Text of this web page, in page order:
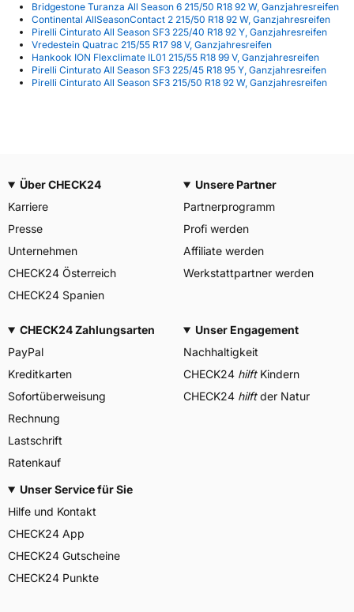
Bridgestone Turanza All Season 6 215/50 R18 92 W, Ganzjahresreifen
Continental AllSeasonContact 2 215/50 R18 92 W, Ganzjahresreifen
Pirelli Cinturato All Season SF3 225/40 R18 92 Y, Ganzjahresreifen
Vredestein Quatrac 215/55 R17 98 V, Ganzjahresreifen
Hankook ION Flexclimate IL01 215/55 R18 99 V, Ganzjahresreifen
Pirelli Cinturato All Season SF3 225/45 R18 95 Y, Ganzjahresreifen
Pirelli Cinturato All Season SF3 215/50 R18 92 W, Ganzjahresreifen
Über CHECK24
Karriere
Presse
Unternehmen
CHECK24 Österreich
CHECK24 Spanien
Unsere Partner
Partnerprogramm
Profi werden
Affiliate werden
Werkstattpartner werden
CHECK24 Zahlungsarten
PayPal
Kreditkarten
Sofortüberweisung
Rechnung
Lastschrift
Ratenkauf
Unser Engagement
Nachhaltigkeit
CHECK24 hilftKindern
CHECK24 hilftder Natur
Unser Service für Sie
Hilfe und Kontakt
CHECK24 App
CHECK24 Gutscheine
CHECK24 Punkte